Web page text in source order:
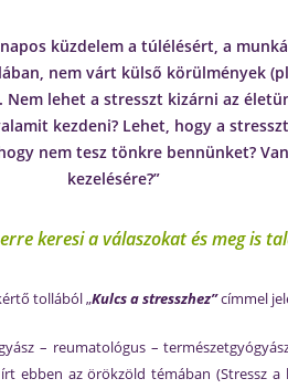
küzdelem a túlélésért, a
nem várt külső körülmények
lehet a stresszt kizárni az
kezdeni? Lehet, hogy a
nem tesz tönkre bennünket?
kezelésére?”
keresi a válaszokat és meg is
tollából „Kulcs a stresszhez”címmel
– reumatológus –
az örökzöld témában (Stressz a